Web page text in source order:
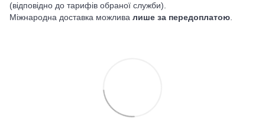
(відповідно до тарифів обраної служби).
Міжнародна доставка можлива лише за передоплатою